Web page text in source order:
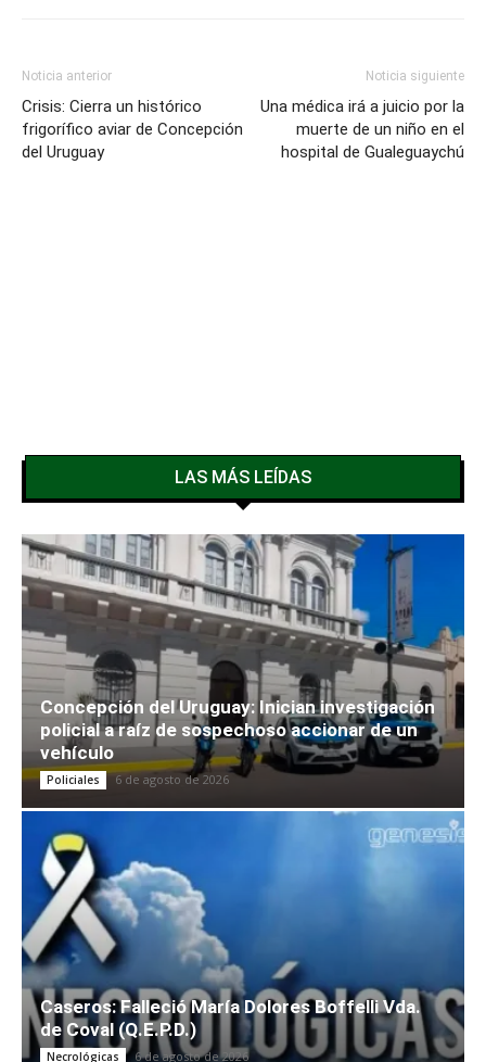
Noticia anterior
Crisis: Cierra un histórico
frigorífico aviar de Concepción
del Uruguay
Noticia siguiente
Una médica irá a juicio por la
muerte de un niño en el
hospital de Gualeguaychú
LAS MÁS LEÍDAS
Concepción del Uruguay: Inician investigación
policial a raíz de sospechoso accionar de un
vehículo
Policiales 6 de agosto de 2026
Caseros: Falleció María Dolores Boffelli Vda.
de Coval (Q.E.P.D.)
Necrológicas 6 de agosto de 2026